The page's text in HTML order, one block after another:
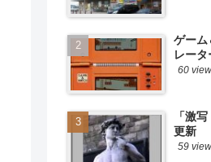
ゲーム
レータ
60
「激
更新
59